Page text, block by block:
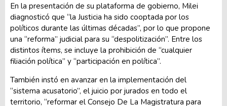
En la presentación de su plataforma de gobierno, Milei
diagnosticó que “la Justicia ha sido cooptada por los
políticos durante las últimas décadas”, por lo que propone
una “reforma” judicial para su “despolitización”. Entre los
distintos ítems, se incluye la prohibición de “cualquier
filiación política” y “participación en política”.
También instó en avanzar en la implementación del
“sistema acusatorio”, el juicio por jurados en todo el
territorio, “reformar el Consejo De La Magistratura para